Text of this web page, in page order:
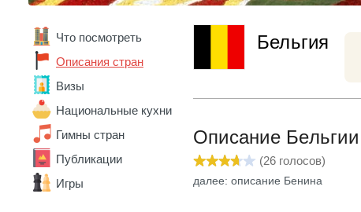
Что посмотреть
Описания стран
Визы
Национальные кухни
Гимны стран
Публикации
Игры
Бельгия
Описание Бельгии
(26 голосов)
далее: описание Бенина